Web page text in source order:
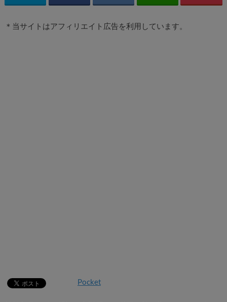
＊当サイトはアフィリエイト広告を利用しています。
Pocket